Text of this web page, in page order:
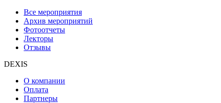
Все мероприятия
Архив мероприятий
Фотоотчеты
Лекторы
Отзывы
DEXIS
О компании
Оплата
Партнеры